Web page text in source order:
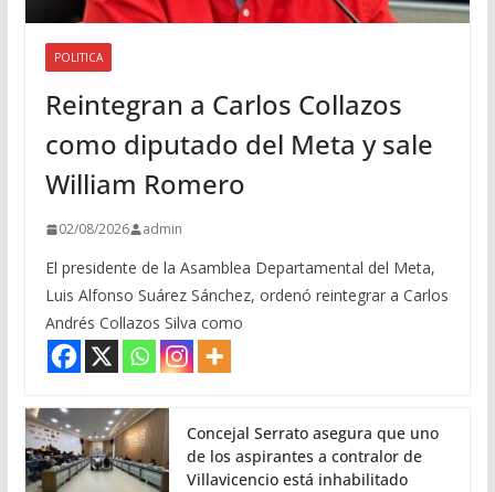
POLITICA
Reintegran a Carlos Collazos
como diputado del Meta y sale
William Romero
02/08/2026 admin
El presidente de la Asamblea Departamental del Meta,
Luis Alfonso Suárez Sánchez, ordenó reintegrar a Carlos
Andrés Collazos Silva como
Concejal Serrato asegura que uno
de los aspirantes a contralor de
Villavicencio está inhabilitado